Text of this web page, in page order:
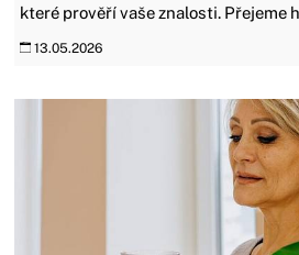
které prověří vaše znalosti. Přejeme
13.05.2026